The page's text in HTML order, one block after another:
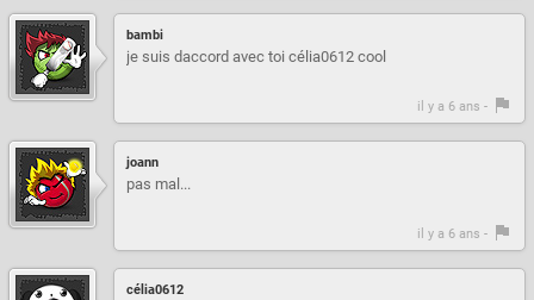
bambi
je suis daccord avec toi célia0612 cool
il y a 6 ans -
joann
pas mal...
il y a 6 ans -
célia0612